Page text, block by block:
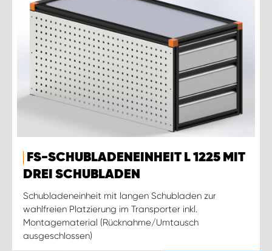
FS-SCHUBLADENEINHEIT L 1225 MIT
DREI SCHUBLADEN
Schubladeneinheit mit langen Schubladen zur
wahlfreien Platzierung im Transporter inkl.
Montagematerial (Rücknahme/Umtausch
ausgeschlossen)